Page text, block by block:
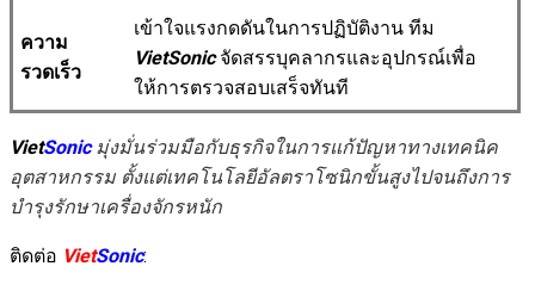
ความ
รวดเร็ว
เข้าใจแรงกดดันในการปฏิบัติงาน ทีม
VietSonicจัดสรรบุคลากรและอุปกรณ์เพื่อ
ให้การตรวจสอบเสร็จทันที
VietSonicมุ่งมั่นร่วมมือกับธุรกิจในการแก้ปัญหาทางเทคนิค
อุตสาหกรรม ตั้งแต่เทคโนโลยีอัลตราโซนิกขั้นสูงไปจนถึงการ
บำรุงรักษาเครื่องจักรหนัก
ติดต่อ VietSonic: